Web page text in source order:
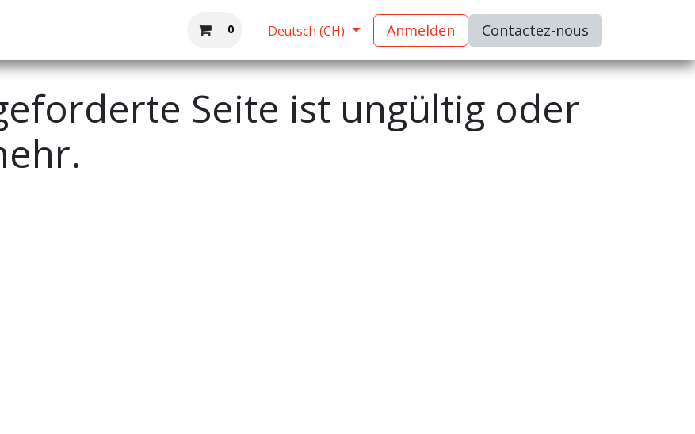
0 Deutsch (CH) Anmelden C​​​​ontactez-nous
Seite ist ungültig oder